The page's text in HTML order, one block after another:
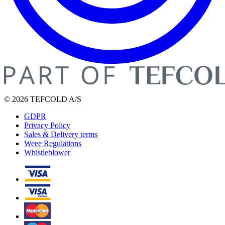
© 2026 TEFCOLD A/S
GDPR
Privacy Policy
Sales & Delivery terms
Weee Regulations
Whistleblower